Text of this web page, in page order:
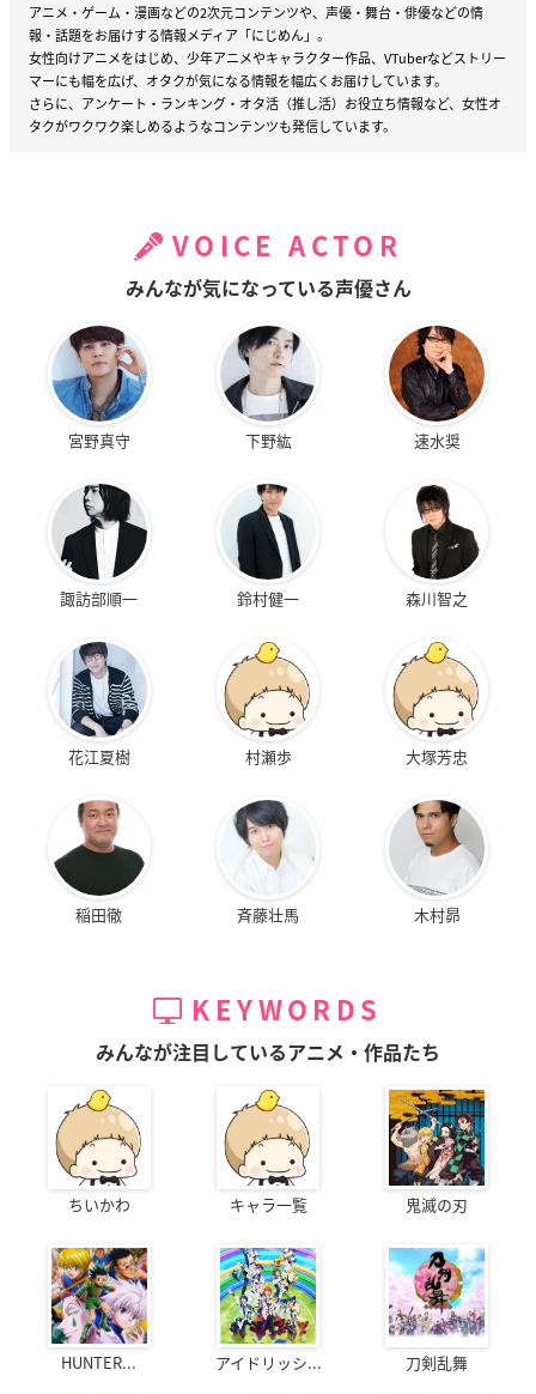
アニメ・ゲーム・漫画などの2次元コンテンツや、声優・舞台・俳優などの情
報・話題をお届けする情報メディア「にじめん」。
女性向けアニメをはじめ、少年アニメやキャラクター作品、VTuberなどストリー
マーにも幅を広げ、オタクが気になる情報を幅広くお届けしています。
さらに、アンケート・ランキング・オタ活（推し活）お役立ち情報など、女性オ
タクがワクワク楽しめるようなコンテンツも発信しています。
VOICE ACTOR
みんなが気になっている声優さん
宮野真守 下野紘 速水奨
諏訪部順一 鈴村健一 森川智之
花江夏樹 村瀬歩 大塚芳忠
稲田徹 斉藤壮馬 木村昴
KEYWORDS
みんなが注目しているアニメ・作品たち
ちいかわ キャラ一覧 鬼滅の刃
HUNTER... アイドリッシ... 刀剣乱舞